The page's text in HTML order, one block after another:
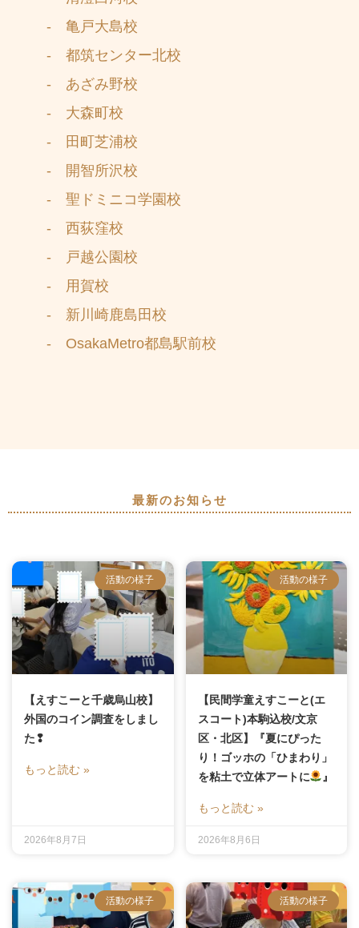
- 亀戸大島校
- 都筑センター北校
- あざみ野校
- 大森町校
- 田町芝浦校
- 開智所沢校
- 聖ドミニコ学園校
- 西荻窪校
- 戸越公園校
- 用賀校
- 新川崎鹿島田校
- OsakaMetro都島駅前校
最新のお知らせ
活動の様子
【えすこーと千歳烏山校】
外国のコイン調査をしまし
た❢
もっと読む »
2026年8月7日
活動の様子
【民間学童えすこーと(エ
スコート)本駒込校/文京
区・北区】『夏にぴった
り！ゴッホの「ひまわり」
を粘土で立体アートに
』
もっと読む »
2026年8月6日
活動の様子 活動の様子